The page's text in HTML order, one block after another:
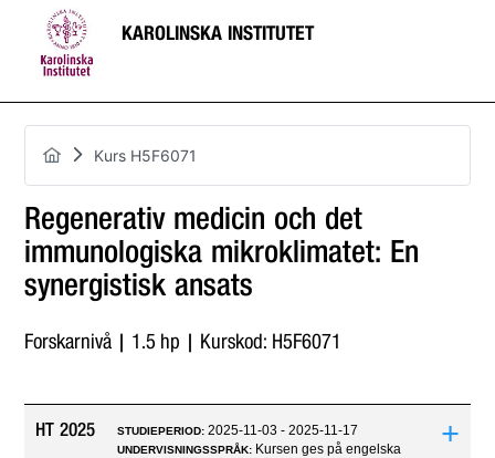
KAROLINSKA INSTITUTET
Kurs H5F6071
Regenerativ medicin och det
immunologiska mikroklimatet: En
synergistisk ansats
Forskarnivå | 1.5 hp | Kurskod: H5F6071
HT 2025 STUDIEPERIOD:2025-11-03 - 2025-11-17
UNDERVISNINGSSPRÅK: Kursen ges på engelska
+